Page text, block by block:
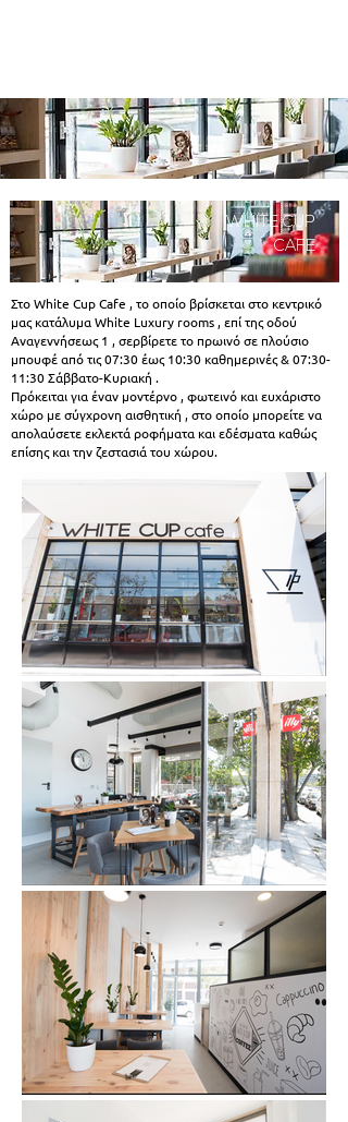
WHITE CUP
CAFE
Στο White Cup Cafe , το οποίο βρίσκεται στο κεντρικό
μας κατάλυμα White Luxury rooms , επί της οδού
Αναγεννήσεως 1 , σερβίρετε το πρωινό σε πλούσιο
μπουφέ από τις 07:30 έως 10:30 καθημερινές & 07:30-
11:30 Σάββατο-Κυριακή .
Πρόκειται για έναν μοντέρνο , φωτεινό και ευχάριστο
χώρο με σύγχρονη αισθητική , στο οποίο μπορείτε να
απολαύσετε εκλεκτά ροφήματα και εδέσματα καθώς
επίσης και την ζεστασιά του χώρου.